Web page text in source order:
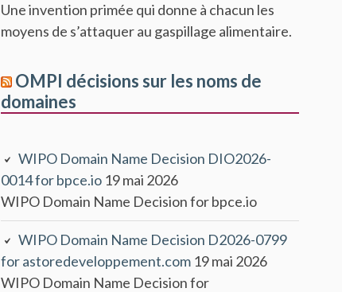
Une invention primée qui donne à chacun les
moyens de s’attaquer au gaspillage alimentaire.
OMPI décisions sur les noms de
domaines
WIPO Domain Name Decision DIO2026-
0014 for bpce.io 19 mai 2026
WIPO Domain Name Decision for bpce.io
WIPO Domain Name Decision D2026-0799
for astoredeveloppement.com 19 mai 2026
WIPO Domain Name Decision for